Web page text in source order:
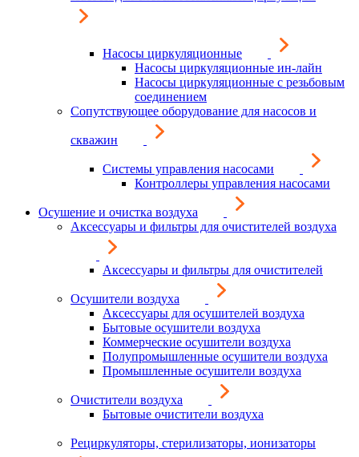
Насосы циркуляционные
Насосы циркуляционные ин-лайн
Насосы циркуляционные с резьбовым
соединением
Сопутствующее оборудование для насосов и
скважин
Системы управления насосами
Контроллеры управления насосами
Осушение и очистка воздуха
Аксессуары и фильтры для очистителей воздуха
Аксессуары и фильтры для очистителей
Осушители воздуха
Аксессуары для осушителей воздуха
Бытовые осушители воздуха
Коммерческие осушители воздуха
Полупромышленные осушители воздуха
Промышленные осушители воздуха
Очистители воздуха
Бытовые очистители воздуха
Рециркуляторы, стерилизаторы, ионизаторы